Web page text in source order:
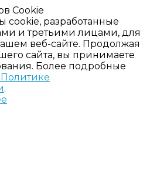
Cookie
разработанные
и третьими лицами, для
веб-сайте. Продолжая
сайта, вы принимаете
Более подробные
.